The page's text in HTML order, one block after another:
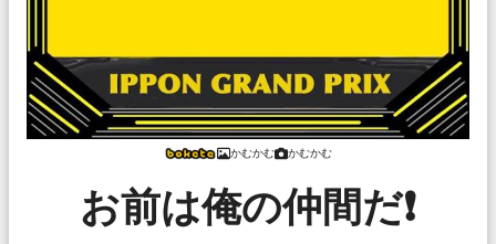
かむかむ かむかむ
お前は俺の仲間だ❗